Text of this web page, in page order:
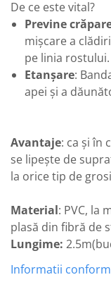
De ce este vital?
Previne
mișcare a
pe linia rostului.
Etanșare:
apei și a
Avantaje: ca și în
se lipește de
la orice tip de
Material: PVC, la
plasă din fibră de
Lungime:
Informatii